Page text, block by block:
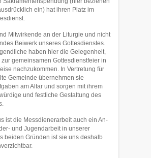
ein) hat ihren Platz im
Mitwirkende an der Liturgie und nicht
Beiwerk unseres Gottesdienstes.
haben hier die Gelegenheit,
gemeinsamen Gottesdienstfeier in
nachzukom­men. In Vertretung für
Gemeinde übernehmen sie
am Altar und sorgen mit ihrem
und festliche Gestaltung des
ist die Messdienerarbeit auch ein An­
und Jugendarbeit in un­serer
beiden Gründen ist sie uns deshalb